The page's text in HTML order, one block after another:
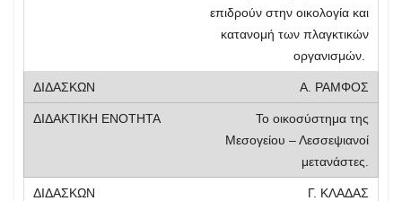
επιδρούν στην οικολογία και
κατανομή των πλαγκτικών
οργανισμών.
Α. ΡΑΜΦΟΣ
Το οικοσύστημα της
Μεσογείου – Λεσσεψιανοί
μετανάστες.
Γ. ΚΛΑΔΑΣ